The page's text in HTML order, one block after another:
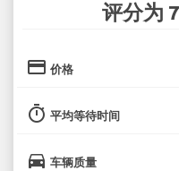
评分为
credit_card 价格
timer 平均等待时间
directions_car 车辆质量